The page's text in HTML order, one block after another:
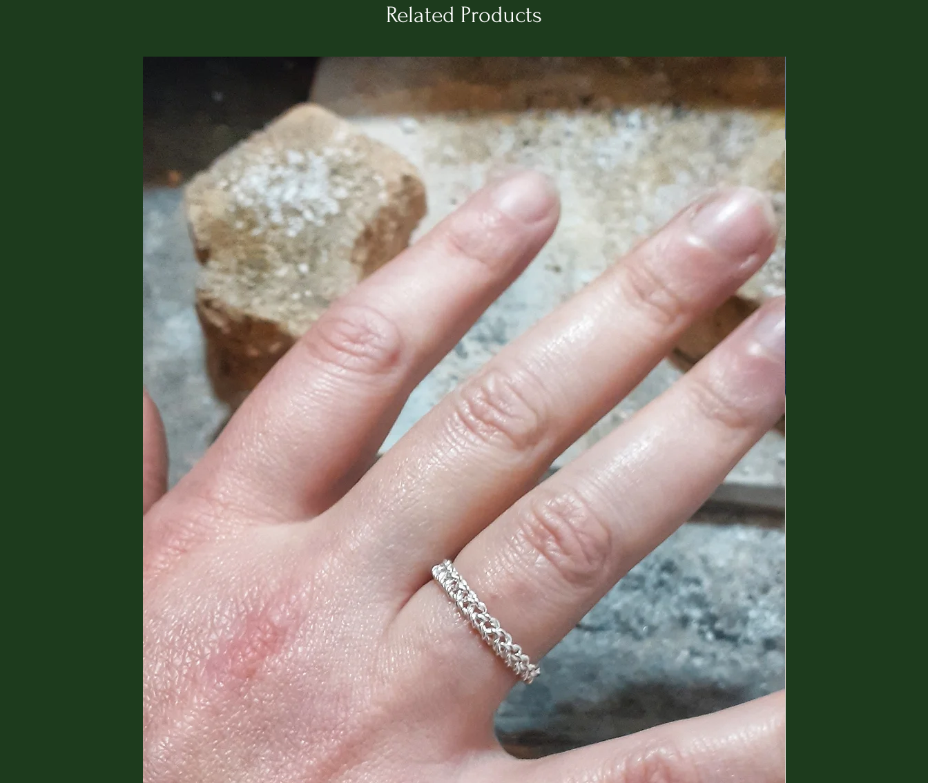
tessile. Questo percorso multifaccettato ha
opera. Le piace disegnare su diversi supporti,
con una predilezione per la carta, il muro, la
ceramica e il legno.
La sua formazione in illustrazione narrativa
presso l'
Universidad Nacional Autónoma de
México
(UNAM) ha segnato una tappa cruciale nel
suo percorso. Tuttavia, la sua ricerca di
espressione artistica l'ha portata oltre i confini del
suo paese natale, trovando a Barcellona una
nuova casa dove continuare a coltivare la sua
passione per l'illustrazione e altri progetti artistici.
La natura e la ricchezza culturale del Messico
sono la sua maggiore ispirazione. Attraverso la
sua arte, cerca di trasmettere il suo profondo
rispetto per l'ambiente e di comunicare
l'importanza della sua preservazione.
Related Products